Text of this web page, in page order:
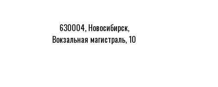
630004, Новосибирск,
Вокзальная магистраль, 10